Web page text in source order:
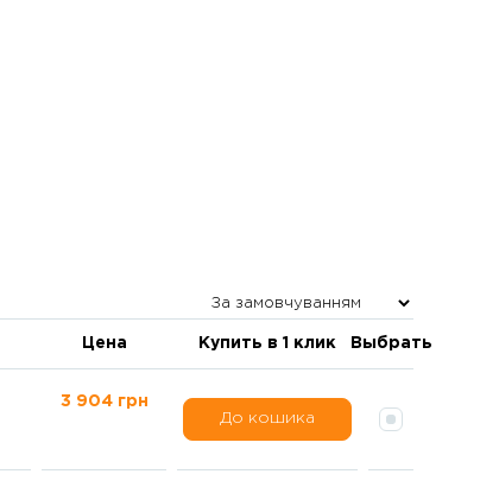
Цена Купить в 1 клик Выбрать
3 904 грн
До кошика